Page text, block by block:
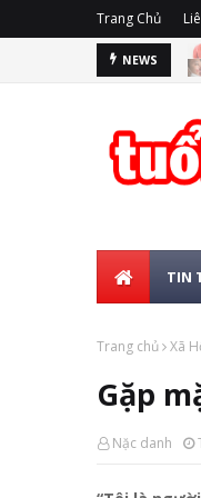
Trang Chủ
NEWS
TIN
Trang chủ Xã
Gặp
Nặc danh